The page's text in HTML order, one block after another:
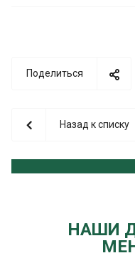
Поделиться
Назад к списку
НАШИ